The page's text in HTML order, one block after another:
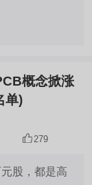
单)
279
股，都是高